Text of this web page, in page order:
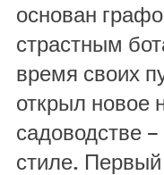
основан
страстным
время своих
открыл новое
садоводстве
стиле. Первый